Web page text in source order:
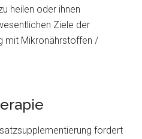
heilen oder ihnen
Ziele der
mit Mikronährstoffen /
fordert